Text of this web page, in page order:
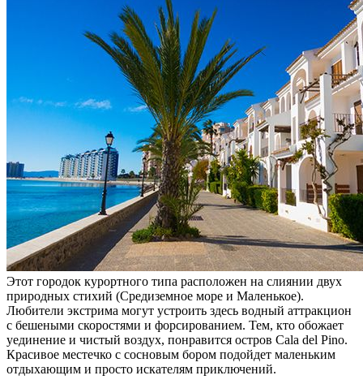
Этот городок курортного типа расположен на слиянии двух
природных стихий (Средиземное море и Маленькое).
Любители экстрима могут устроить здесь водный аттракцион
с бешеными скоростями и форсированием. Тем, кто обожает
уединение и чистый воздух, понравится остров Cala del Pino.
Красивое местечко с сосновым бором подойдет маленьким
отдыхающим и просто искателям приключений.